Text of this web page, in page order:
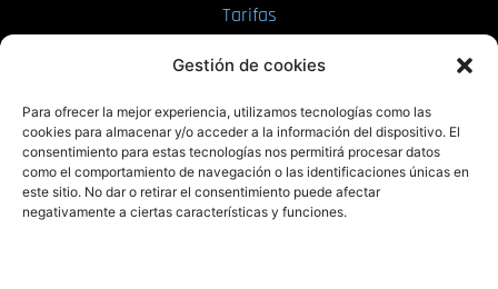
Gestión de cookies
Para ofrecer la mejor experiencia, utilizamos tecnologías como las
cookies para almacenar y/o acceder a la información del dispositivo. El
consentimiento para estas tecnologías nos permitirá procesar datos
como el comportamiento de navegación o las identificaciones únicas en
este sitio. No dar o retirar el consentimiento puede afectar
negativamente a ciertas características y funciones.
Tarifas
PRL | Films
PRL | Play
PRL | LAB